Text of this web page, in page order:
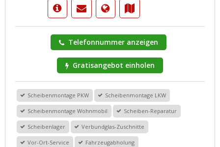
Telefonnummer anzeigen
Gratisangebot einholen
Scheibenmontage PKW Scheibenmontage LKW
Scheibenmontage Wohnmobil Scheiben-Reparatur
Scheibenlager Verbundglas-Zuschnitte
Vor-Ort-Service Fahrzeugabholung